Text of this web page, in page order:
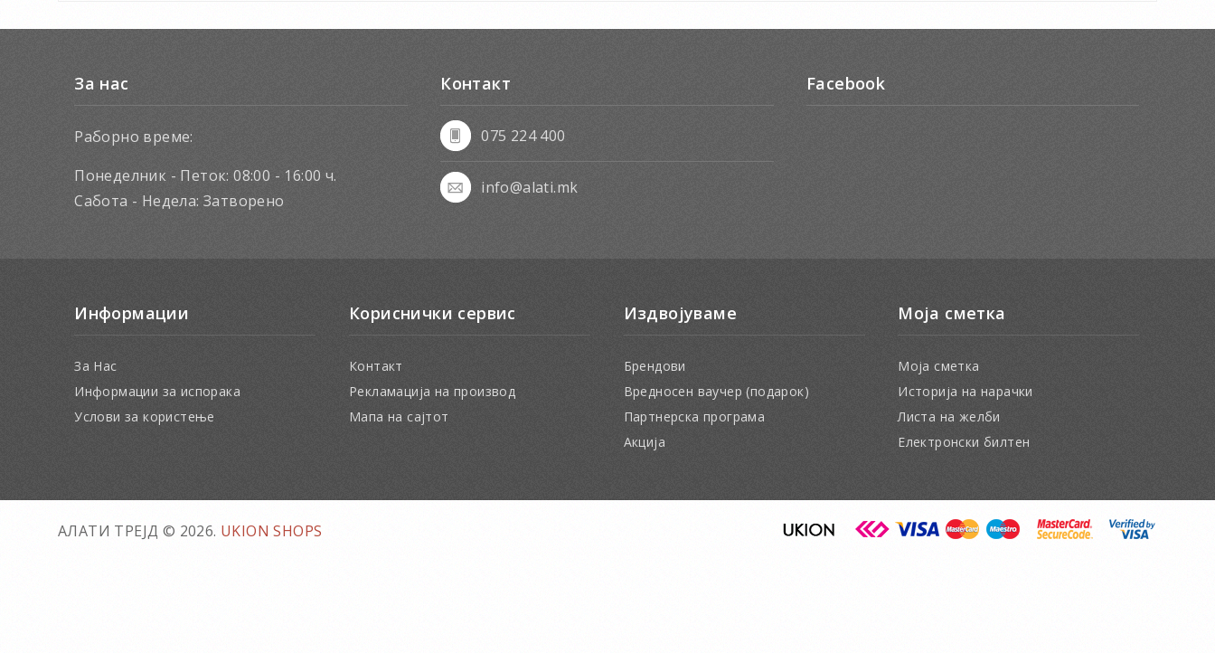
За нас
Раборно време:
Понеделник - Петок: 08:00 - 16:00 ч.
Сабота - Недела: Затворено
Контакт
075 224 400
info@alati.mk
Facebook
Информации
За Нас
Информации за испорака
Услови за користење
Кориснички сервис
Контакт
Рекламација на производ
Мапа на сајтот
Издвојуваме
Брендови
Вредносен ваучер (подарок)
Партнерска програма
Акција
Моја сметка
Моја сметка
Историја на нарачки
Листа на желби
Електронски билтен
АЛАТИ ТРЕЈД © 2026. UKION SHOPS